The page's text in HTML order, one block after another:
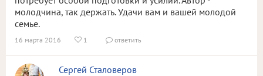
молодчина, так держать. Удачи вам и вашей молодой
семье.
16 марта 2016  1  ответить
Сергей Сталоверов